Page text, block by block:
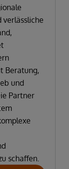
verlässliche
Beratung,
und
Partner
schaffen.